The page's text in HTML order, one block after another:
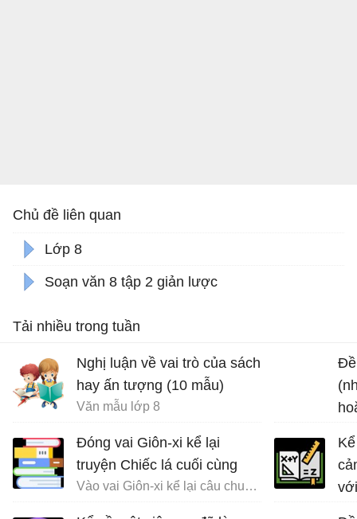
Chủ đề liên quan
Lớp 8
Soạn văn 8 tập 2 giản lược
Tải nhiều trong tuần
Nghị luận về vai trò của sách
hay ấn tượng (10 mẫu)
Văn mẫu lớp 8
Đóng vai Giôn-xi kể lại
truyện Chiếc lá cuối cùng
Vào vai Giôn-xi kể lại câu chuyện Chiếc lá cuối cùng
Đề